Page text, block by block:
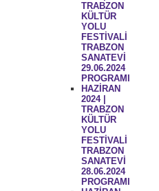
TRABZON
KÜLTÜR
YOLU
FESTİVALİ
TRABZON
SANATEVİ
29.06.2024
PROGRAMI
HAZİRAN
2024 |
TRABZON
KÜLTÜR
YOLU
FESTİVALİ
TRABZON
SANATEVİ
28.06.2024
PROGRAMI